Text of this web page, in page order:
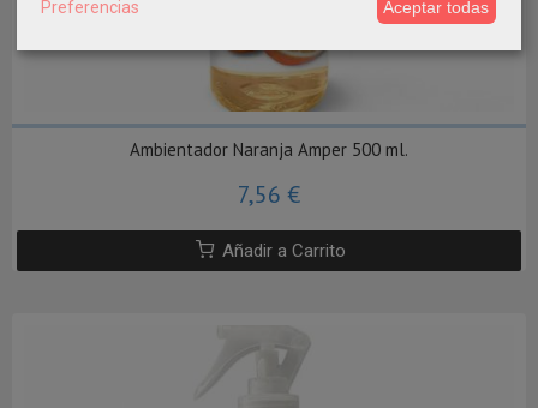
Ambientador Naranja Amper 500 ml.
7,56 €
Añadir a Carrito
Preferencias Aceptar todas